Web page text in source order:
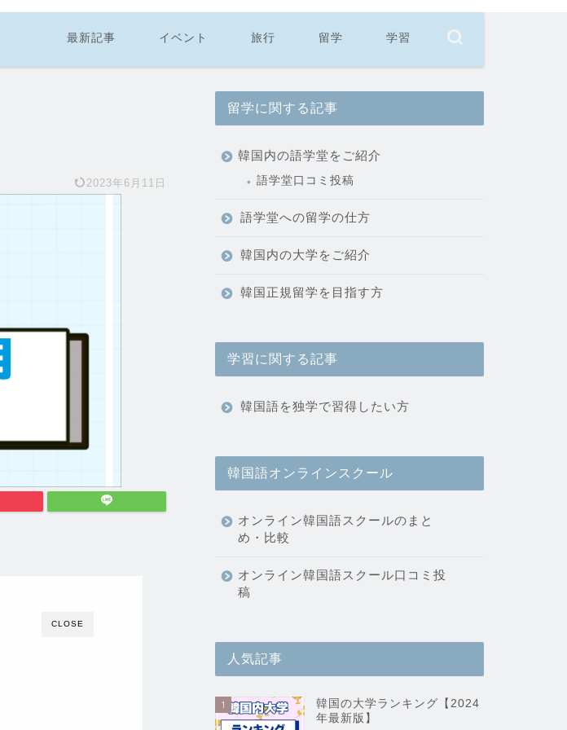
最新記事 イベント 旅行 留学 学習
2023年6月11日
CLOSE
留学に関する記事
韓国内の語学堂をご紹介
語学堂口コミ投稿
語学堂への留学の仕方
韓国内の大学をご紹介
韓国正規留学を目指す方
学習に関する記事
韓国語を独学で習得したい方
韓国語オンラインスクール
オンライン韓国語スクールのまと
め・比較
オンライン韓国語スクール口コミ投
稿
人気記事
1
韓国の大学ランキング【2024
年最新版】